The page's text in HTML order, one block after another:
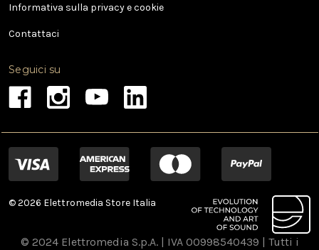
Informativa sulla privacy e cookie
Contattaci
Seguici su
© 2026 Elettromedia Store Italia
© 2024 Elettromedia S.p.A. | IVA 00998540439 | Tutti i